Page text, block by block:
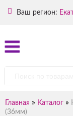
Ваш регион:
Главная » Каталог »
(36мм)